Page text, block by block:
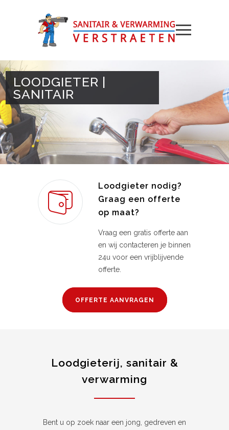
LOODGIETER |
SANITAIR
Loodgieter nodig?
Graag een offerte
op maat?
Vraag een gratis offerte aan
en wij contacteren je binnen
24u voor een vrijblijvende
offerte.
OFFERTE AANVRAGEN
Loodgieterij, sanitair &
verwarming
Bent u op zoek naar een jong, gedreven en